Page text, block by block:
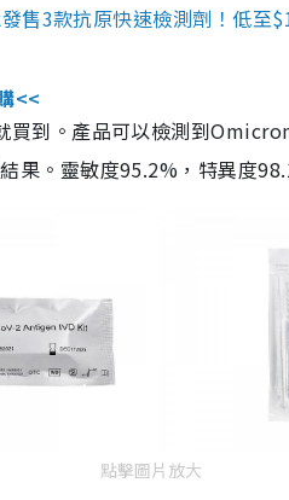
售3款抗原快速檢測劑！低至
<<
買到。產品可以檢測到
果。靈敏度95.2%，特異度
點擊圖片放大